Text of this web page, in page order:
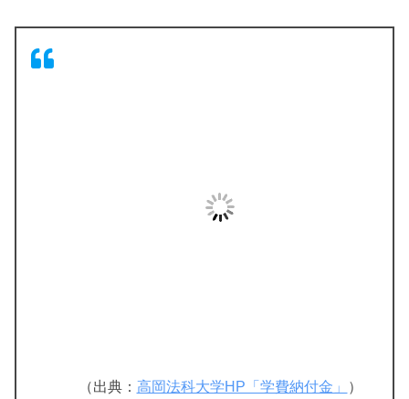
（出典： 高岡法科大学HP「学費納付金」 ）